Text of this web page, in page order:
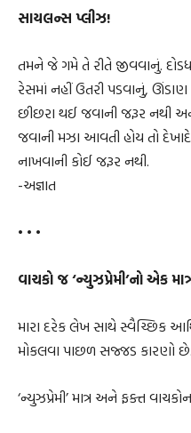
સાયલન્સ પ્લીઝ!
તમને જે ગમે તે રીતે જીવવાનું.
રેસમાં નહીં ઉતરી પડવાનું, ઊંડાણ
છીછરા થઈ જવાની જરૂર નથી
જવાની મઝા આવતી હોય તો
નાખવાની કોઈ જરૂર નથી.
-અજ્ઞાત
• • •
વાચકો જ ‘ન્યુઝપ્રેમી’નો એક
મારા દરેક લેખ સાથે સ્વૈચ્છિક
મોકલવા પાછળ સજ્જડ કારણો છે.
‘ન્યુઝપ્રેમી’ માત્ર અને ફક્ત